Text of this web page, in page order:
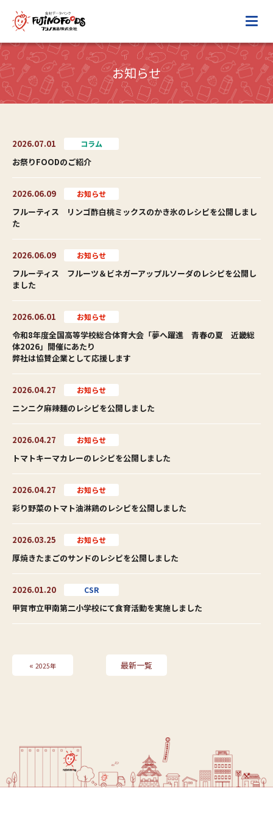
お知らせ
2026.07.01 コラム
お祭りFOODのご紹介
2026.06.09 お知らせ
フルーティス リンゴ酢白桃ミックスのかき氷のレシピを公開しまし
た
2026.06.09 お知らせ
フルーティス フルーツ＆ビネガーアップルソーダのレシピを公開し
ました
2026.06.01 お知らせ
令和8年度全国高等学校総合体育大会「夢へ躍進 青春の夏 近畿総
体2026」開催にあたり
弊社は協賛企業として応援します
2026.04.27 お知らせ
ニンニク麻辣麺のレシピを公開しました
2026.04.27 お知らせ
トマトキーマカレーのレシピを公開しました
2026.04.27 お知らせ
彩り野菜のトマト油淋鶏のレシピを公開しました
2026.03.25 お知らせ
厚焼きたまごのサンドのレシピを公開しました
2026.01.20 CSR
甲賀市立甲南第二小学校にて食育活動を実施しました
« 2025年 最新一覧